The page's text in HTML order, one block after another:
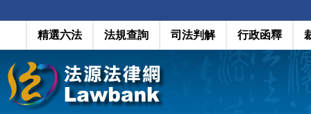
精選六法 法規查詢 司法判解 行政函釋